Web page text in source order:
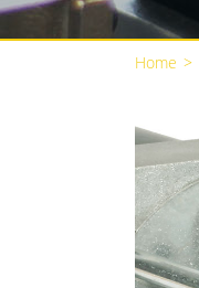
Home >